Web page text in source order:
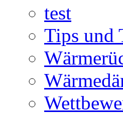
test
Tips und